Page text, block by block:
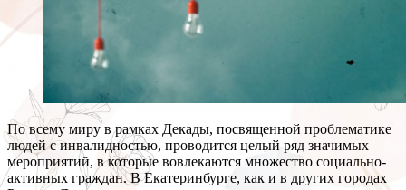
По всему миру в рамках Декады, посвященной проблематике
людей с инвалидностью, проводится целый ряд значимых
мероприятий, в которые вовлекаются множество социально-
активных граждан. В Екатеринбурге, как и в других городах